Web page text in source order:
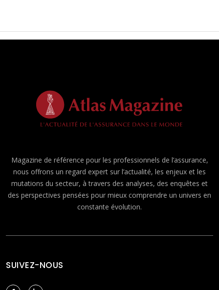
Magazine de référence pour les professionnels de l’assurance,
nous offrons un regard expert sur l’actualité, les enjeux et les
mutations du secteur, à travers des analyses, des enquêtes et
des perspectives pensées pour mieux comprendre un univers en
constante évolution.
SUIVEZ-NOUS